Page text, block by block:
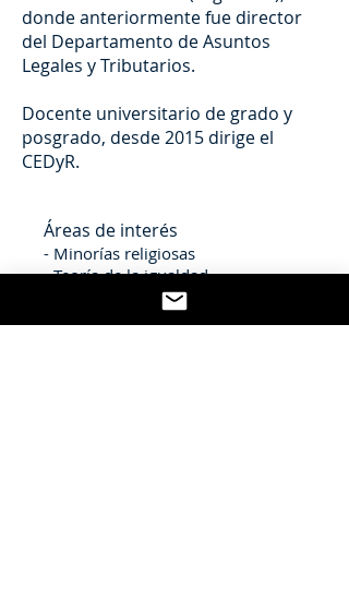
donde anteriormente fue director
del Departamento de Asuntos
Legales y Tributarios.
Docente universitario de grado y
posgrado, desde 2015 dirige el
CEDyR.
Áreas de interés
- Minorías religiosas
- Teoría de la igualdad
- Desconfesionalización del Estado